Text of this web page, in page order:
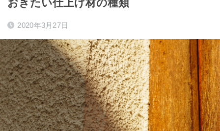
おきたい仕上げ材の種類
2020年3月27日